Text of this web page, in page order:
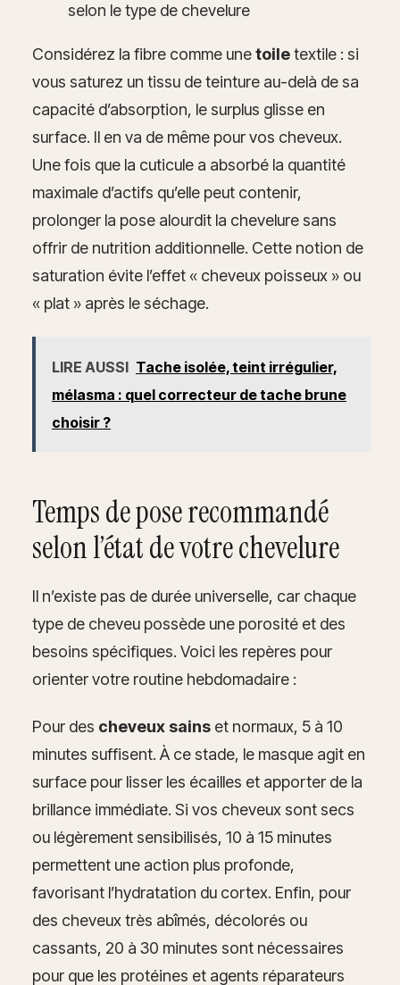
selon le type de chevelure
Considérez la fibre comme unetoiletextile : si
vous saturez un tissu de teinture au-delà de sa
capacité d’absorption, le surplus glisse en
surface. Il en va de même pour vos cheveux.
Une fois que la cuticule a absorbé la quantité
maximale d’actifs qu’elle peut contenir,
prolonger la pose alourdit la chevelure sans
offrir de nutrition additionnelle. Cette notion de
saturation évite l’effet « cheveux poisseux » ou
« plat » après le séchage.
LIRE AUSSI Tache isolée, teint irrégulier,
mélasma : quel correcteur de tache brune
choisir ?
Temps de pose recommandé
selon l’état de votre chevelure
Il n’existe pas de durée universelle, car chaque
type de cheveu possède une porosité et des
besoins spécifiques. Voici les repères pour
orienter votre routine hebdomadaire :
Pour des cheveux sains et normaux, 5 à 10
minutes suffisent. À ce stade, le masque agit en
surface pour lisser les écailles et apporter de la
brillance immédiate. Si vos cheveux sont secs
ou légèrement sensibilisés, 10 à 15 minutes
permettent une action plus profonde,
favorisant l’hydratation du cortex. Enfin, pour
des cheveux très abîmés, décolorés ou
cassants, 20 à 30 minutes sont nécessaires
pour que les protéines et agents réparateurs